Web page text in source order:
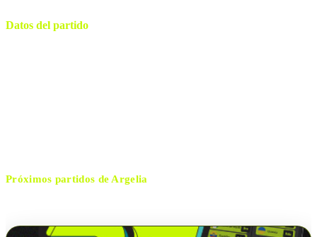
Datos del partido
Próximos partidos de Argelia